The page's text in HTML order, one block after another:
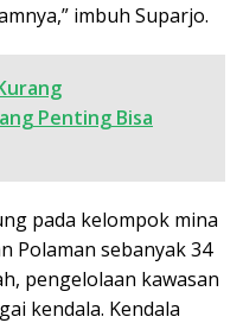
imbuh Suparjo.
Penting Bisa
pada kelompok mina
Polaman sebanyak 34
pengelolaan kawasan
kendala. Kendala